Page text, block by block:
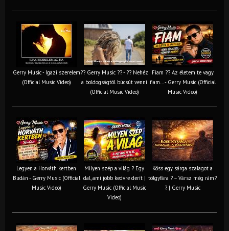
Gerry Music - Igazi szerelem
(Official Music Video)
?? Gerry Music ?? - ?? Nehéz
a boldogságtól búcsút venni
(Official Music Video)
Fiam ?‍? Az életem te vagy
fiam... - Gerry Music (Official
Music Video)
Legyen a Horváth kertben
Budán - Gerry Music (Official
Music Video)
Milyen szép a világ ? Egy
dal, ami jobb kedvre derít |
Gerry Music (Official Music
Video)
Köss egy sárga szalagot a
tölgyfára ?️ – Vársz még rám?
? | Gerry Music